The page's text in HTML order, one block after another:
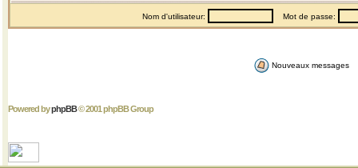
Nom d'utilisateur: Mot de passe:
Nouveaux messages
Powered byphpBB© 2001 phpBB Group